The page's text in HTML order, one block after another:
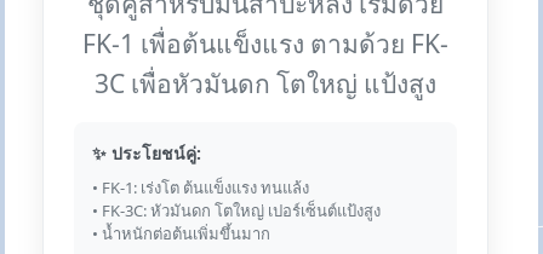
FK-1 เพื่อต้นแข็งแรง ตามด้วย FK-
3C เพื่อหัวมันดก โตใหญ่ แป้งสูง
✨ ประโยชน์คู่:
• FK-1: เร่งโต ต้นแข็งแรง ทนแล้ง
• FK-3C: หัวมันดก โตใหญ่ เปอร์เซ็นต์แป้งสูง
• น้ำหนักต่อต้นเพิ่มขึ้นมาก